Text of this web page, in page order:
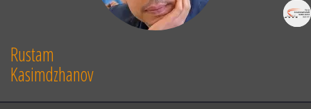
Rustam
Kasimdzhanov